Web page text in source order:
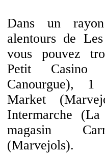
Dans un
alentours de
vous pouvez
Petit Casino
Canourgue), 1
Market
Intermarche
magasin
(Marvejols).